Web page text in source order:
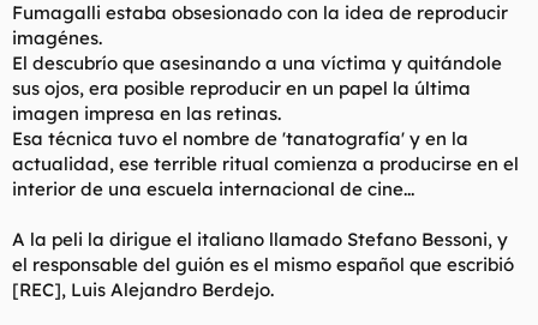
Fumagalli estaba obsesionado con la idea de reproducir
imagénes.
El descubrío que asesinando a una víctima y quitándole
sus ojos, era posible reproducir en un papel la última
imagen impresa en las retinas.
Esa técnica tuvo el nombre de 'tanatografía' y en la
actualidad, ese terrible ritual comienza a producirse en el
interior de una escuela internacional de cine...
A la peli la dirigue el italiano llamado Stefano Bessoni, y
el responsable del guión es el mismo español que escribió
[REC], Luis Alejandro Berdejo.